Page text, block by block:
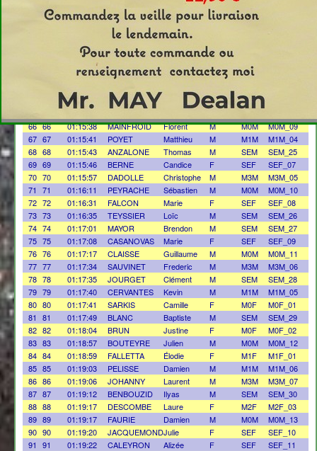
57 01:13:12 MALSERT Célestin M SEM
58 01:13:18 CHARAVIN Laurent M M4M
PRUDHOMME Solène
01:13:32 PALABOST YVES M
01:14:28
01:14:36 PERRET Patrice M M4M
01:15:11 MARTIN Amandine F SEF
66 66 01:15:38 MAINFROID Florent M M0M
M0M_09
67 67 01:15:41 POYET Matthieu M M1M
M1M_04
68 68 01:15:43 ANZALONE Thomas M SEM
SEM_25
69 69 01:15:46 BERNE Candice F SEF
SEF_07
70 70 01:15:57 DADOLLE Christophe M M3M
M3M_05
71
71 01:16:11 PEYRACHE Sébastien M M0M
M0M_10
72 72 01:16:31 FALCON Marie F SEF
SEF_08
73 73 01:16:35 TEYSSIER Loïc M SEM
SEM_26
74 74 01:17:01 MAYOR Brendon M SEM
SEM_27
75 75 01:17:08 CASANOVAS Marie F SEF
SEF_09
76 76 01:17:17 CLAISSE Guillaume M M0M
M0M_11
77 77 01:17:34 SAUVINET Frederic M M3M
M3M_06
78 78 01:17:35 JOURGET Clément M SEM
SEM_28
79 79 01:17:40 CERVANTES Kevin M M1M
M1M_05
80 80 01:17:41 SARKIS Camille F M0F
M0F_01
81
81 01:17:49 BLANC Baptiste M SEM
SEM_29
82 82 01:18:04 BRUN Justine F M0F
M0F_02
83 83 01:18:57 BOUTEYRE Julien M M0M
M0M_12
84 84 01:18:59 FALLETTA Élodie F M1F
M1F_01
85 85 01:19:03 PELISSE Damien M M1M
M1M_06
86 86 01:19:06 JOHANNY Laurent M M3M
M3M_07
87 87 01:19:12 BENBOUZID Ilyas M SEM
SEM_30
88 88 01:19:17 DESCOMBE Laure F M2F
M2F_03
89 89 01:19:17 FAURIE Damien M M0M
M0M_13
90 90 01:19:20 JACQUEMONDJulie F SEF
SEF_10
91
91 01:19:22 CALEYRON Alizée F SEF
SEF_11